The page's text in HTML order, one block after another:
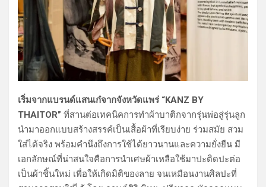
เริ่มจากแบรนด์แสนเก๋จากจังหวัดแพร่ “KANZ BY
THAITOR” ที่สานต่อเทคนิคการทำผ้าบาติกจากรุ่นพ่อสู่รุ่นลูก
นำมาออกแบบสร้างสรรค์เป็นเสื้อผ้าที่เรียบง่าย ร่วมสมัย สวม
ใส่ได้จริง พร้อมคำนึงถึงการใช้ได้ยาวนานและความยั่งยืน มี
เอกลักษณ์ที่น่าสนใจคือการนำเศษผ้าเหลือใช้มาปะติดปะต่อ
เป็นผ้าชิ้นใหม่ เพื่อให้เกิดมิติของลาย จนเหมือนงานศิลปะที่